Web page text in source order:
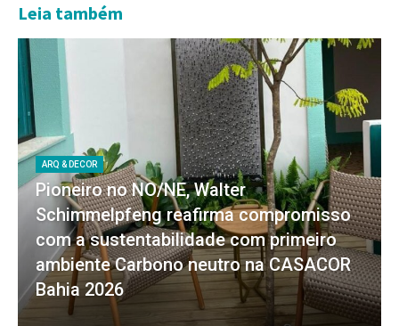
Leia também
ARQ & DECOR
Pioneiro no NO/NE, Walter
Schimmelpfeng reafirma compromisso
com a sustentabilidade com primeiro
ambiente Carbono neutro na CASACOR
Bahia 2026